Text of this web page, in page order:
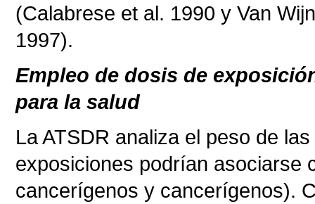
(Calabrese et al. 1990 y Van
1997).
Empleo de dosis de
para la salud
La ATSDR analiza el peso de
exposiciones podrían asociarse
cancerígenos y cancerígenos).